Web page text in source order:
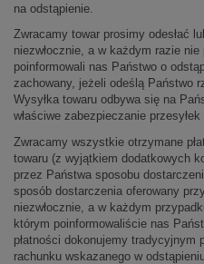
na odstąpienie.
Zwracamy towar prosimy odesłać
niezwłocznie, a w każdym razie
poinformowali nas Państwo o
zachowany, jeżeli odeślą Państwo
Wysyłka towaru odbywa się na
właściwe zabezpieczanie
Zwracamy wszystkie otrzymane
towaru (z wyjątkiem dodatkowych
przez Państwa sposobu
sposób dostarczenia oferowany
niezwłocznie, a w każdym
którym poinformowaliście nas
płatności dokonujemy tradycyjnym
rachunku wskazanego w